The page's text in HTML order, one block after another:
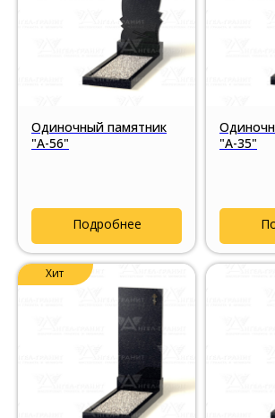
Одиночный памятник
"А-56"
Подробнее
"А-35"
Хит